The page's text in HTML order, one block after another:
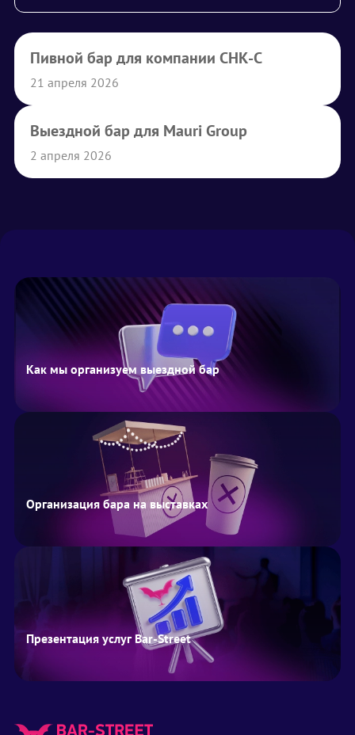
Пивной бар для компании СНК-С
21 апреля 2026
Выездной бар для Mauri Group
2 апреля 2026
Как мы организуем выездной бар
Организация бара на выставках
Презентация услуг Bar-Street